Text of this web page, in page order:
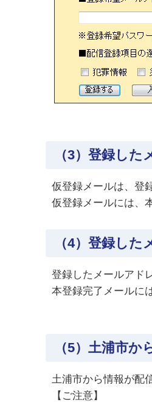
（3）登録し
仮登録メールは、登
仮登録メールには、
（4）登録し
登録したメールアド
本登録完了メールに
（5）土浦市
土浦市から情報が配
【ご注意】